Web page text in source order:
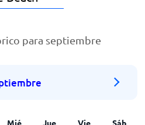
para septiembre
Mié Jue Vie Sáb